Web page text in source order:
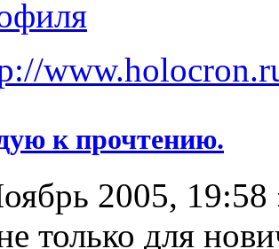
к прочтению.
2005, 19:58
только для